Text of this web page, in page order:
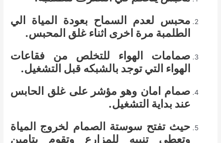
محبس لعدم السماح بعودة المياة الي
الطلمبة مرة اخرى اثناء غلق المحبس.
صمامات الهواء للتخلص من فقاعات
الهواء التي توجد بالشبكه قبل التشغيل.
صمام امان وهو مؤشر على غلق الحابس
عند بداية التشغيل.
حيث تفتح سوستة الصمام لخروج المياة
وتعطي تنبيه للمزارع وتقوم بتامين